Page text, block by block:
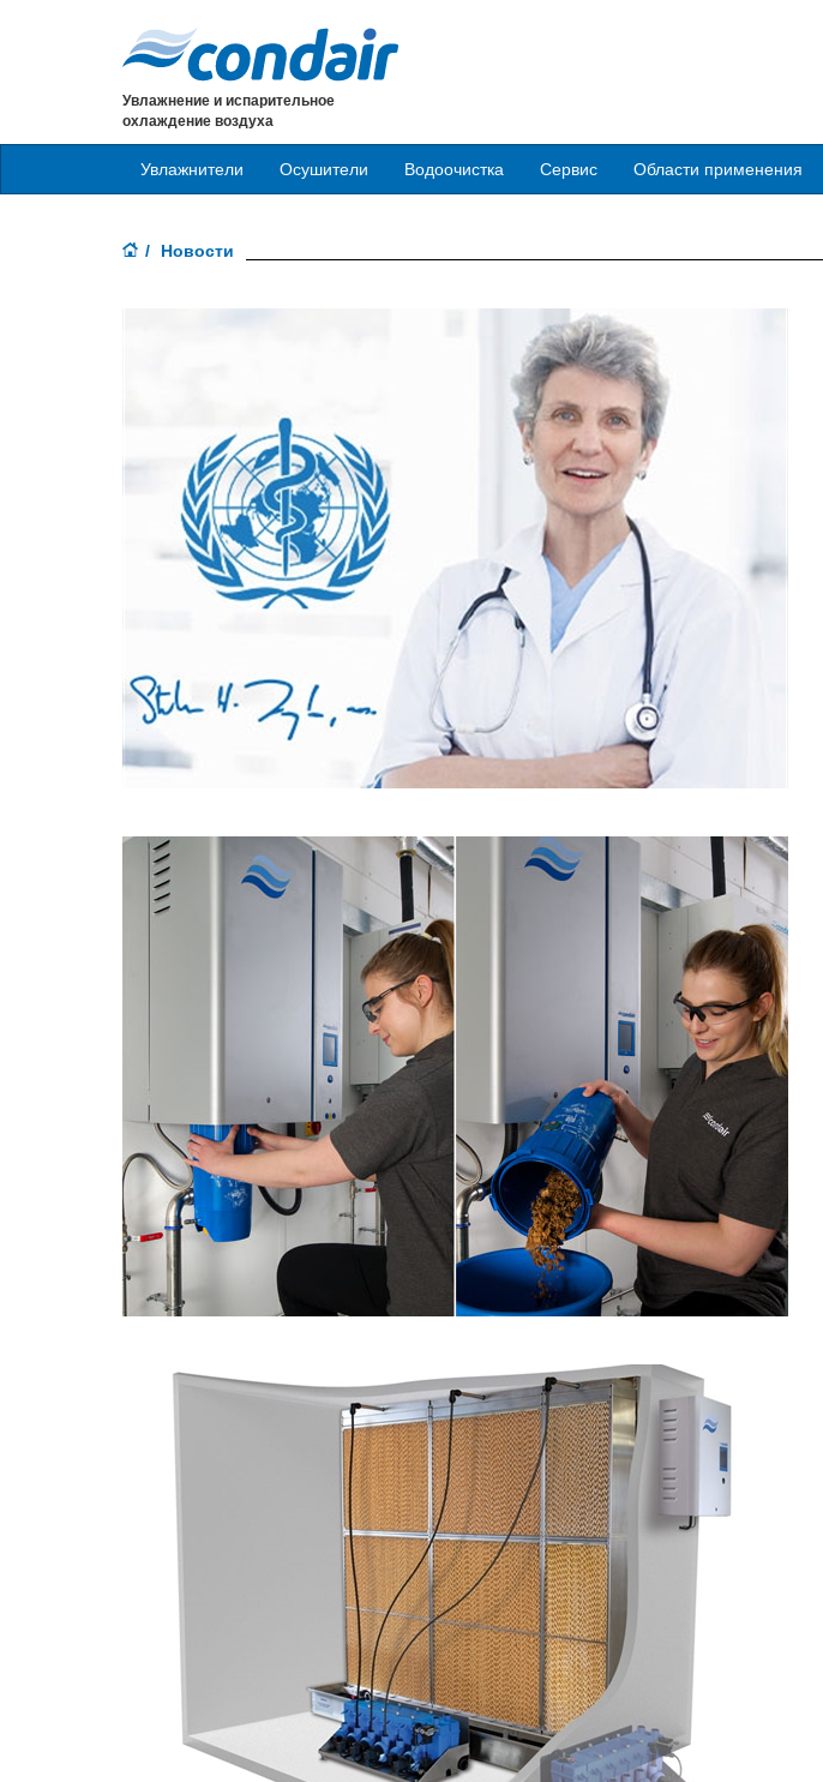
Увлажнение и испарительное
охлаждение воздуха
Увлажнители Осушители Водоочистка Сервис Области применения
Новости